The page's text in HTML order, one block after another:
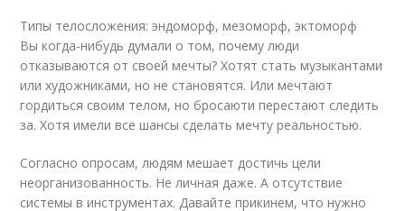
Типы телосложения: эндоморф, мезоморф, эктоморф
Вы когда-нибудь думали о том, почему люди
отказываются от своей мечты? Хотят стать музыкантами
или художниками, но не становятся. Или мечтают
гордиться своим телом, но бросаюти перестают следить
за. Хотя имели все шансы сделать мечту реальностью.
Согласно опросам, людям мешает достичь цели
неорганизованность. Не личная даже. А отсутствие
системы в инструментах. Давайте прикинем, что нужно